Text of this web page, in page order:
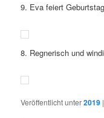
9. Eva feiert
8. Regnerisch und
Veröffentlicht unter2019